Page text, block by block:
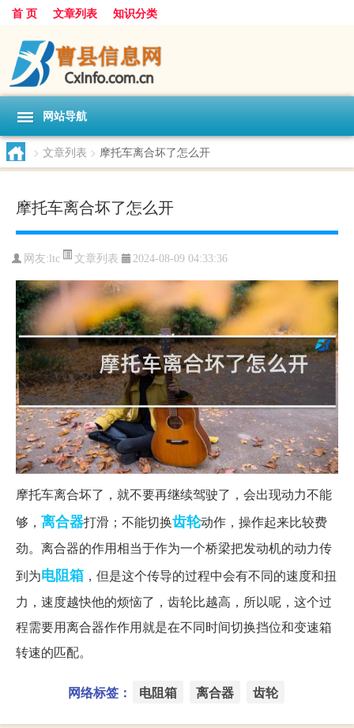
首 页 文章列表 知识分类
网站导航
> 文章列表 > 摩托车离合坏了怎么开
摩托车离合坏了怎么开
网友: ltc 文章列表 2024-08-09 04:33:36
摩托车离合坏了，就不要再继续驾驶了，会出现动力不能
够， 离合器打滑；不能切换齿轮动作，操作起来比较费
劲。离合器的作用相当于作为一个桥梁把发动机的动力传
到为电阻箱 ，但是这个传导的过程中会有不同的速度和扭
力，速度越快他的烦恼了，齿轮比越高，所以呢，这个过
程需要用离合器作作用就是在不同时间切换挡位和变速箱
转速的匹配。
网络标签： 电阻箱 离合器 齿轮